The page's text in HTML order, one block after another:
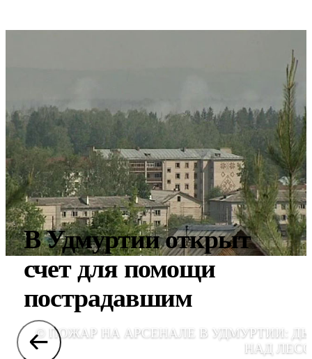
В Удмуртии открыт
счет для помощи
пострадавшим
© ПОЖАР НА АРСЕНАЛЕ В УДМУРТИИ:
НАД